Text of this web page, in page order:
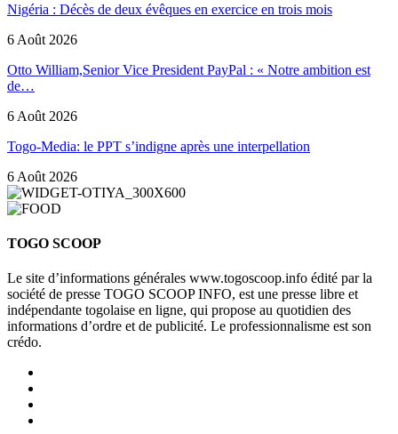
Nigéria : Décès de deux évêques en exercice en trois mois
6 Août 2026
Otto William,Senior Vice President PayPal : « Notre ambition est
de…
6 Août 2026
Togo-Media: le PPT s’indigne après une interpellation
6 Août 2026
TOGO SCOOP
Le site d’informations générales www.togoscoop.info édité par la
société de presse TOGO SCOOP INFO, est une presse libre et
indépendante togolaise en ligne, qui propose au quotidien des
informations d’ordre et de publicité. Le professionnalisme est son
crédo.